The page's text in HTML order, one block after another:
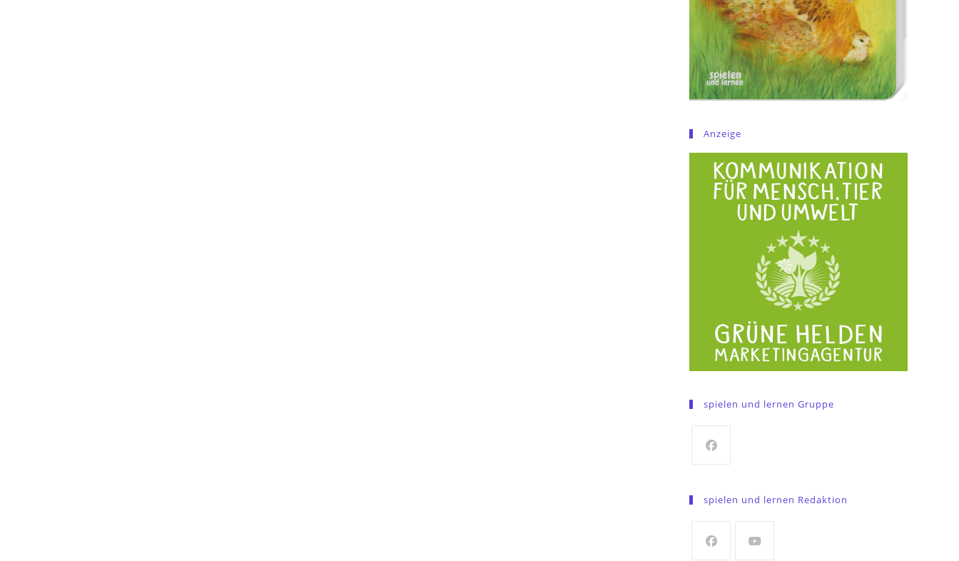
Anzeige
spielen und lernen Gruppe
a
tab
spielen und lernen Redaktion